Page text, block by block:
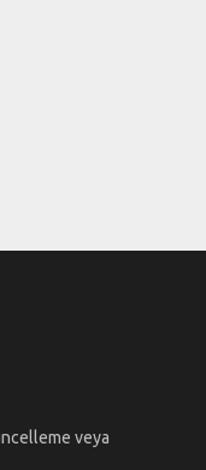
veya